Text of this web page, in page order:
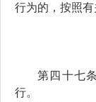
行为的，按照有
第四十七条
行。